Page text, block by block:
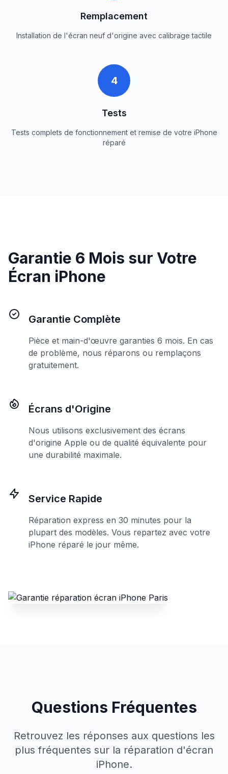
Remplacement
Installation de l'écran neuf d'origine avec calibrage tactile
4
Tests
Tests complets de fonctionnement et remise de votre iPhone
réparé
Garantie 6 Mois sur Votre
Écran iPhone
Garantie Complète
Pièce et main-d'œuvre garanties 6 mois. En cas
de problème, nous réparons ou remplaçons
gratuitement.
Écrans d'Origine
Nous utilisons exclusivement des écrans
d'origine Apple ou de qualité équivalente pour
une durabilité maximale.
Service Rapide
Réparation express en 30 minutes pour la
plupart des modèles. Vous repartez avec votre
iPhone réparé le jour même.
Questions Fréquentes
Retrouvez les réponses aux questions les
plus fréquentes sur la réparation d'écran
iPhone.